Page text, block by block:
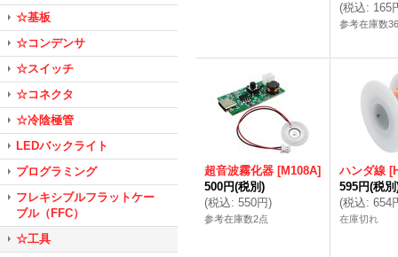
☆基板
☆コンデンサ
☆スイッチ
☆コネクタ
☆冷陰極管
LEDバックライト
プログラミング
フレキシブルフラットケー
ブル（FFC）
☆工具
(税込: 165
参考在庫数
超音波霧化器 [M108A]
500円(税別)
(税込: 550円)
参考在庫数2点
ハンダ線 [
595円(税別
(税込: 654
在庫切れ